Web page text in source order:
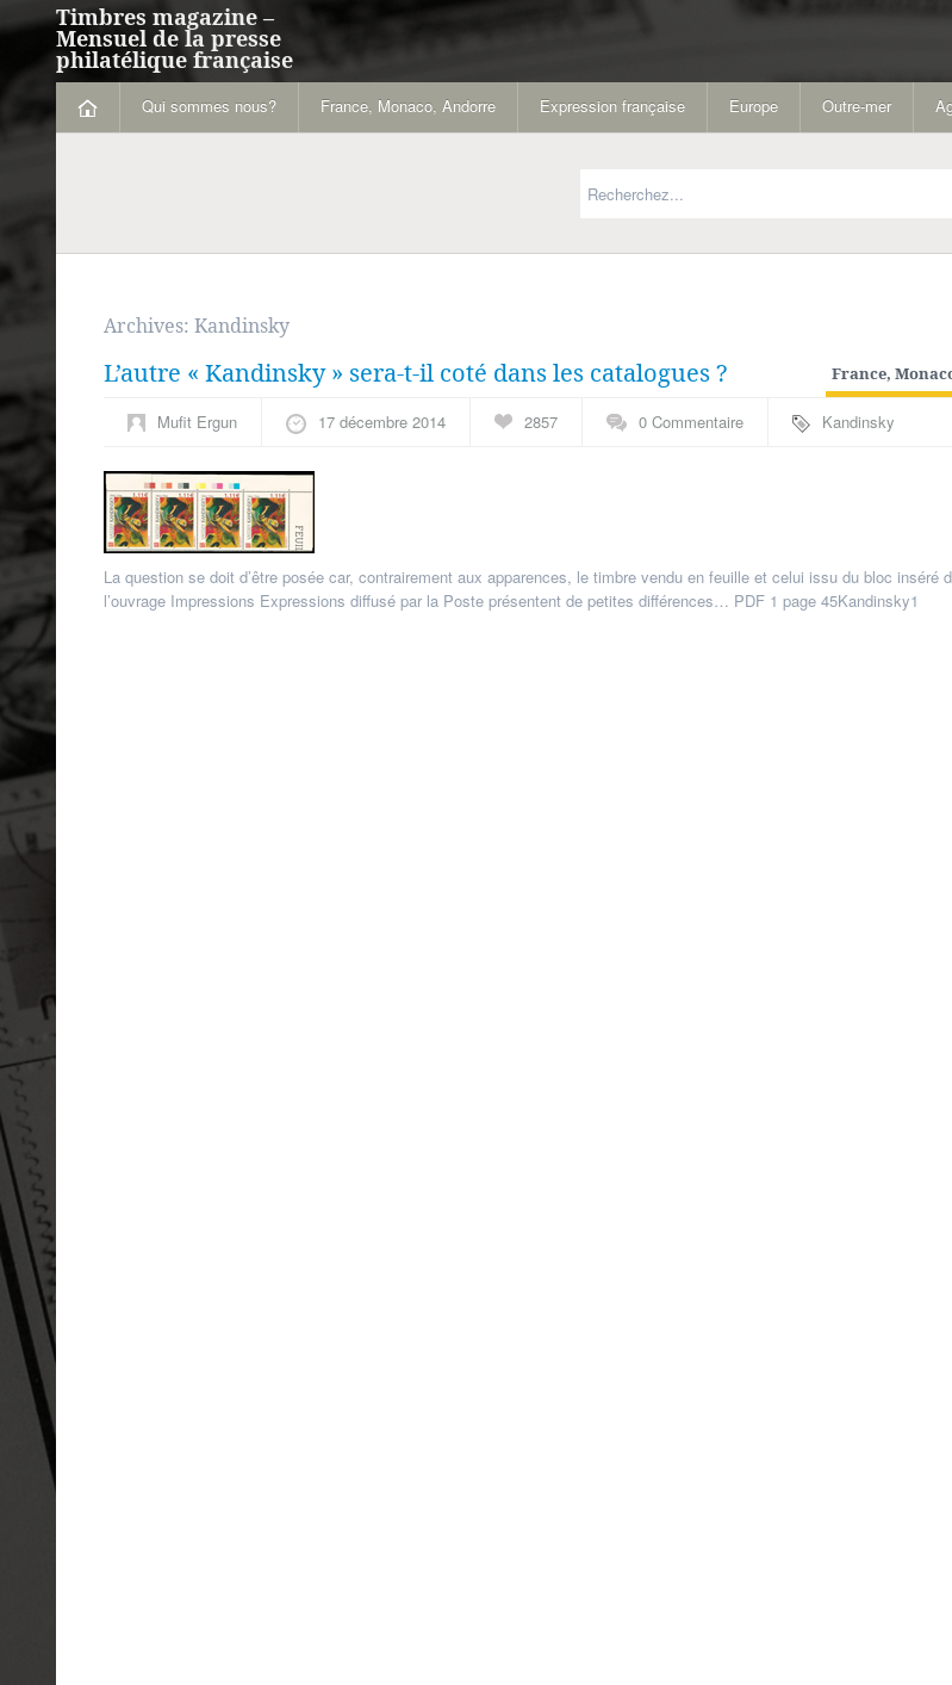
Timbres magazine –
Mensuel de la presse
philatélique française
Qui sommes nous? France, Monaco, Andorre Expression française Europe Outre-mer
Archives: Kandinsky
L’autre « Kandinsky » sera-t-il coté dans les catalogues ?
France,
Mufit Ergun 17 décembre 2014 2857 0 Commentaire Kandinsky
La question se doit d’être posée car, contrairement aux apparences, le timbre vendu en feuille et celui issu du bloc inséré
l’ouvrage Impressions Expressions diffusé par la Poste présentent de petites différences… PDF 1 page 45Kandinsky1